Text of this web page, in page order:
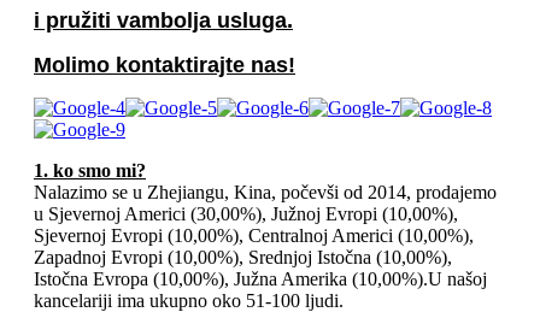
i pružiti vambolja usluga.
Molimo kontaktirajte nas!
1. ko smo mi?
Nalazimo se u Zhejiangu, Kina, počevši od 2014, prodajemo
u Sjevernoj Americi (30,00%), Južnoj Evropi (10,00%),
Sjevernoj Evropi (10,00%), Centralnoj Americi (10,00%),
Zapadnoj Evropi (10,00%), Srednjoj Istočna (10,00%),
Istočna Evropa (10,00%), Južna Amerika (10,00%).U našoj
kancelariji ima ukupno oko 51-100 ljudi.